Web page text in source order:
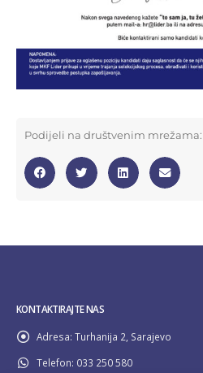
Podijeli na društvenim mrežama:
KONTAKTIRAJTE NAS
Adresa: Turhanija 2, Sarajevo
Telefon: 033 250 580